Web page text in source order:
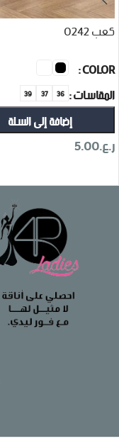
كعب 0242
COLOR
المقاسات
36
37
39
إضافة إلى السلة
ر.ع.5.00